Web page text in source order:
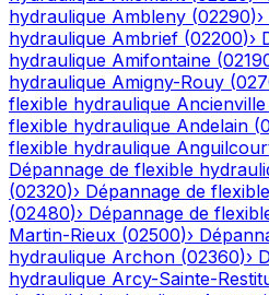
hydraulique Ambleny (02290)›
hydraulique Ambrief (02200)›
hydraulique Amifontaine (
hydraulique Amigny-Rouy (
flexible hydraulique Ancienville
flexible hydraulique Andelain (
flexible hydraulique
Dépannage de flexible
(02320)› Dépannage de
(02480)› Dépannage de
Martin-Rieux (02500)›
hydraulique Archon (02360)›
hydraulique Arcy-Sainte-